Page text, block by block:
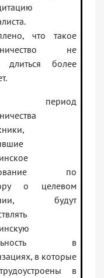
что такое
не
длиться более
по
о целевом
будут
в
в которые
в